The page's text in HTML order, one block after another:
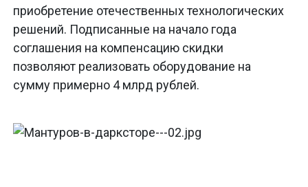
приобретение отечественных технологических
решений. Подписанные на начало года
соглашения на компенсацию скидки
позволяют реализовать оборудование на
сумму примерно 4 млрд рублей.